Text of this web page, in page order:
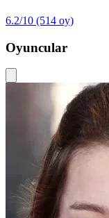
6.2/10 (514 oy)
Oyuncular